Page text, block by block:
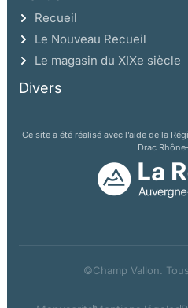
Recueil
Le Nouveau Recueil
Le magasin du XIXe siècle
Divers
Ce site a été réalisé avec l’aide de la
Drac
©Champ Vallon.